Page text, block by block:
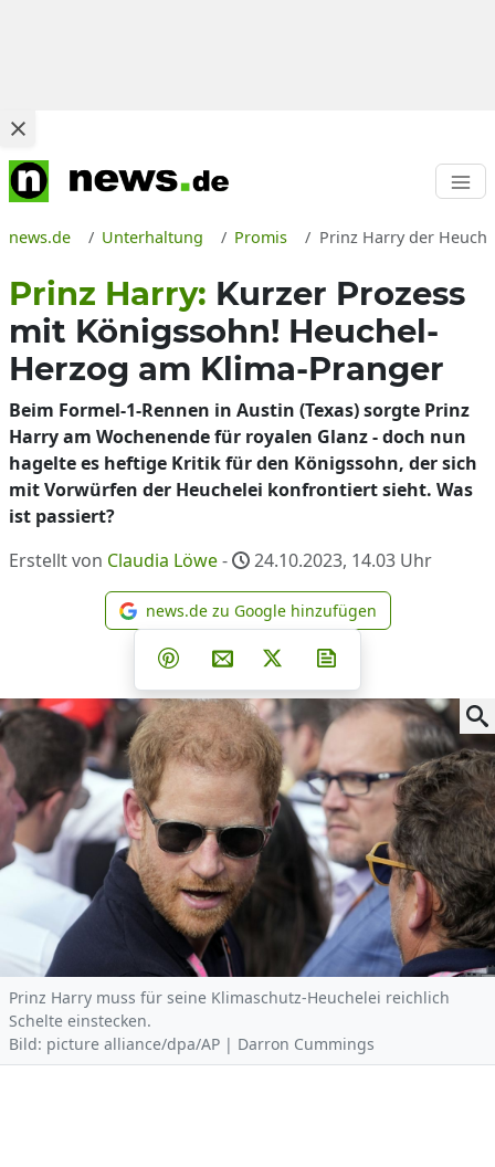
news.de Unterhaltung Promis Prinz Harry der
Prinz Harry: Kurzer Prozess
mit Königssohn! Heuchel-
Herzog am Klima-Pranger
Beim Formel-1-Rennen in Austin (Texas) sorgte Prinz
Harry am Wochenende für royalen Glanz - doch nun
hagelte es heftige Kritik für den Königssohn, der sich
mit Vorwürfen der Heuchelei konfrontiert sieht. Was
ist passiert?
Erstellt von Claudia Löwe- 24.10.2023, 14.03 Uhr
news.de zu Google
news.de zu Google hinzufügen
Teilen auf Facebook
Teilen auf Whatsapp
Teilen auf Telegram
Teilen auf Pinterest
Per E-Mail teilen
Post auf X
Prinz Harry muss für seine Klimaschutz-Heuchelei reichlich
Schelte einstecken.
Bild: picture alliance/dpa/AP | Darron Cummings